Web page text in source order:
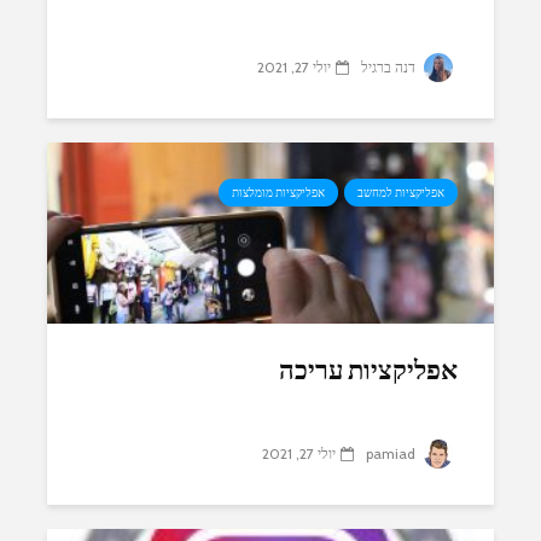
דנה ברגיל יולי 27, 2021
אפליקציות למחשב אפליקציות מומלצות
אפליקציות עריכה
יולי 27, 2021